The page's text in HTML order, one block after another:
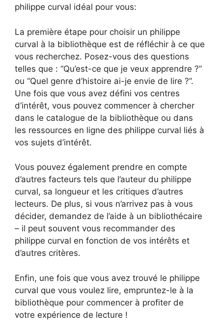
philippe curval idéal pour vous:
La première étape pour choisir un philippe
curval à la bibliothèque est de réfléchir à ce que
vous recherchez. Posez-vous des questions
telles que : “Qu’est-ce que je veux apprendre ?”
ou “Quel genre d’histoire ai-je envie de lire ?”.
Une fois que vous avez défini vos centres
d’intérêt, vous pouvez commencer à chercher
dans le catalogue de la bibliothèque ou dans
les ressources en ligne des philippe curval liés à
vos sujets d’intérêt.
Vous pouvez également prendre en compte
d’autres facteurs tels que l’auteur du philippe
curval, sa longueur et les critiques d’autres
lecteurs. De plus, si vous n’arrivez pas à vous
décider, demandez de l’aide à un bibliothécaire
– il peut souvent vous recommander des
philippe curval en fonction de vos intérêts et
d’autres critères.
Enfin, une fois que vous avez trouvé le philippe
curval que vous voulez lire, empruntez-le à la
bibliothèque pour commencer à profiter de
votre expérience de lecture !